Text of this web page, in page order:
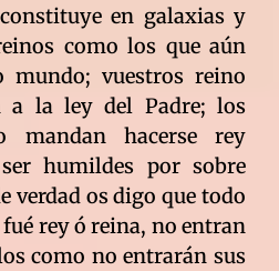
en galaxias y
como los que aún
mundo; vuestros reino
a la ley del Padre; los
mandan hacerse rey
humildes por sobre
verdad os digo que todo
rey ó reina, no entran
como no entrarán sus